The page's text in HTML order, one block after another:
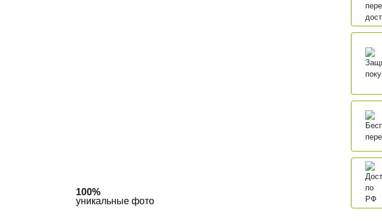
100%
уникальные фото
100%
уникальные фото
100%
уникальные фото